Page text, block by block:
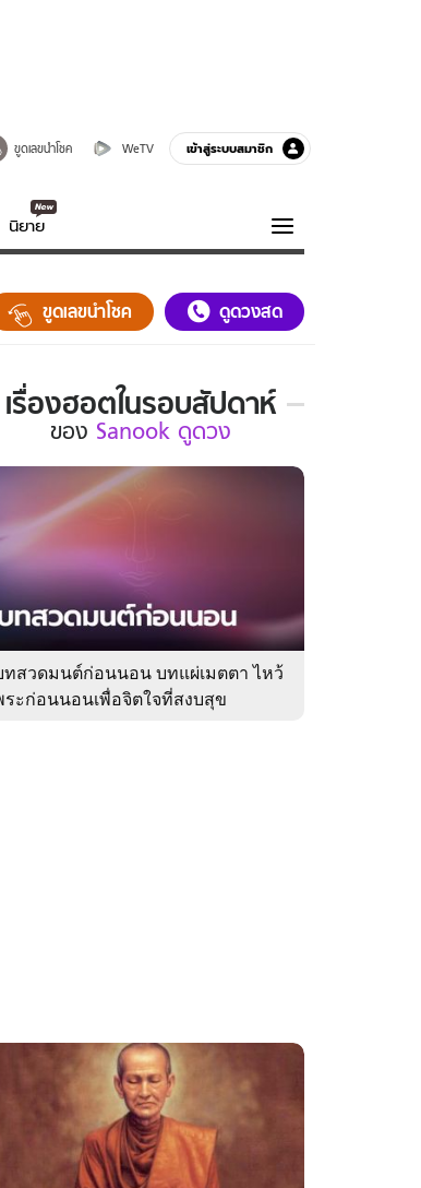
ขูดเลขนำโชค WeTV เข้าสู่ระบบสมาชิก
นิยาย
ความรู้รอบตัว
ฮาวทู
ขูดเลขนำโชค ดูดวงสด
เรื่องฮอตในรอบสัปดาห์
ของ Sanook ดูดวง
ทสวดมนต์ก่อนนอน บทแผ่เมตตา ไหว้
ะก่อนนอนเพื่อจิตใจที่สงบสุข